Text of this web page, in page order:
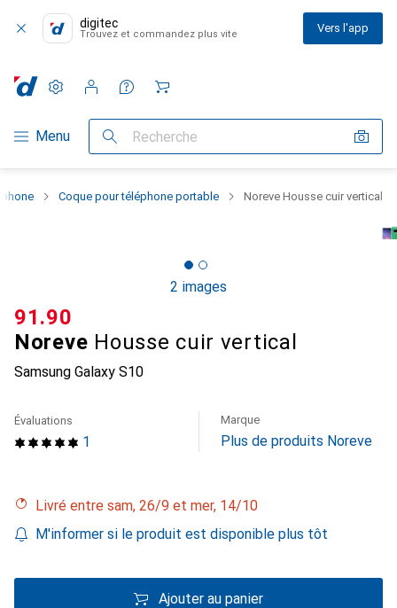
digitec
Trouvez et commandez plus vite Vers l'app
Navigation par catégorie
Menu Recherche
Paramètres
Compte client
Listes de comparaison
Listes d'envies
Panier
Coque pour téléphone portable Noreve Housse cuir vertical
2 images
Noreve Housse cuir vertical
Samsung Galaxy S10
CHF
91.90
1
Évaluations Marque
Plus de produits Noreve
Livré entre sam, 26/9 et mer, 14/10
M'informer si le produit est disponible plus tôt
Ajouter au panier